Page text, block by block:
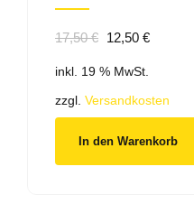
17,50€ Ursprünglicher
war:
17,50 €
12,50 €Aktueller
12,50 €.
inkl. 19 % MwSt.
zzgl. Versandkosten
In den Warenkorb